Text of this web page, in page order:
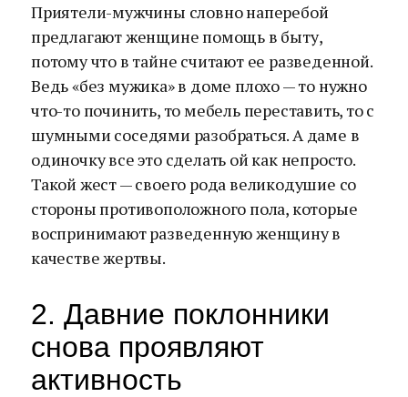
Приятели-мужчины словно наперебой
предлагают женщине помощь в быту,
потому что в тайне считают ее разведенной.
Ведь «без мужика» в доме плохо — то нужно
что-то починить, то мебель переставить, то с
шумными соседями разобраться. А даме в
одиночку все это сделать ой как непросто.
Такой жест — своего рода великодушие со
стороны противоположного пола, которые
воспринимают разведенную женщину в
качестве жертвы.
2. Давние поклонники
снова проявляют
активность